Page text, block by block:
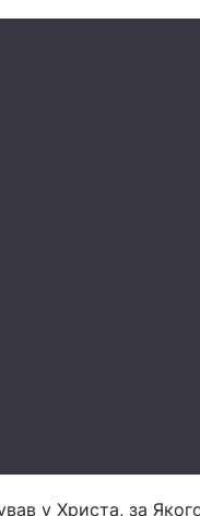
у Христа, за